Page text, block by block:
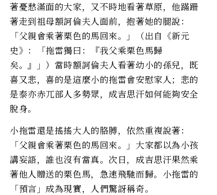
著憂愁滿面的大家，又不時地看著草原，他蹣跚
著走到祖母額訶倫夫人面前，抱著她的腿說：
「父親會乘著栗色的馬回來。」（出自《新元
史》：「拖雷獨曰：『我父乘栗色馬歸
矣。』」）當時額訶倫夫人看著幼小的孫兒，既
喜又悲，喜的是這麼小的拖雷會安慰家人；悲的
是泰亦赤兀部人多勢眾，成吉思汗如何能夠安全
脫身。
小拖雷還是搖搖大人的胳膊，依然重複說著：
「父親會乘著栗色的馬回來。」大家都以為小孩
講妄語，誰也沒有當真。次日，成吉思汗果然乘
著他人贈送的栗色馬，急速飛馳而歸。小拖雷的
「預言」成為現實，人們驚訝稱奇。